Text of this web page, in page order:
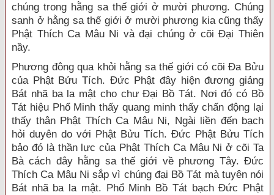
chúng trong hằng sa thế giới ở mười phương. Chúng
sanh ở hằng sa thế giới ở mười phương kia cũng thấy
Phật Thích Ca Mâu Ni và đại chúng ở cõi Đại Thiên
nầy.
Phương đông qua khỏi hằng sa thế giới có cõi Đa Bửu
của Phật Bửu Tích. Đức Phật đây hiện đương giảng
Bát nhã ba la mật cho chư Đại Bồ Tát. Nơi đó có Bồ
Tát hiệu Phổ Minh thấy quang minh thấy chấn động lại
thấy thân Phật Thích Ca Mâu Ni, Ngài liền đến bạch
hỏi duyên do với Phật Bửu Tích. Đức Phật Bửu Tích
bảo đó là thần lực của Phật Thích Ca Mâu Ni ở cõi Ta
Bà cách đây hằng sa thế giới về phương Tây. Đức
Thích Ca Mâu Ni sắp vì chúng đại Bồ Tát mà tuyên nói
Bát nhã ba la mật. Phổ Minh Bồ Tát bạch Đức Phật